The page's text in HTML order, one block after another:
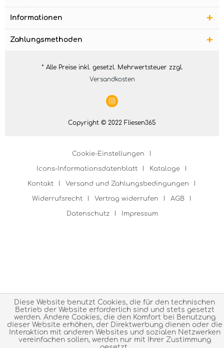
Informationen
Zahlungsmethoden
* Alle Preise inkl. gesetzl. Mehrwertsteuer zzgl.
Versandkosten
Copyright © 2022 Fliesen365
Cookie-Einstellungen
Icons-Informationsdatenblatt Kataloge
Kontakt Versand und Zahlungsbedingungen
Widerrufsrecht Vertrag widerrufen AGB
Datenschutz Impressum
Diese Website benutzt Cookies, die für den technischen
Betrieb der Website erforderlich sind und stets gesetzt
werden. Andere Cookies, die den Komfort bei Benutzung
dieser Website erhöhen, der Direktwerbung dienen oder die
Interaktion mit anderen Websites und sozialen Netzwerken
vereinfachen sollen, werden nur mit Ihrer Zustimmung